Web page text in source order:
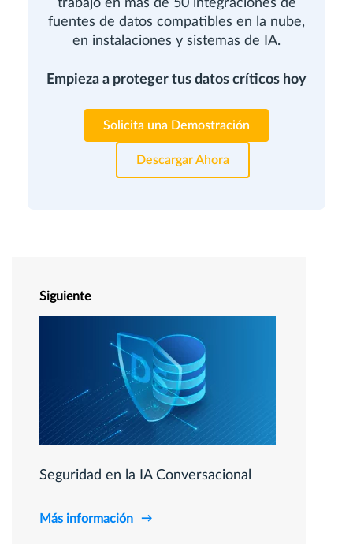
trabajo en más de 50 integraciones de
fuentes de datos compatibles en la nube,
en instalaciones y sistemas de IA.
Empieza a proteger tus datos críticos hoy
Solicita una Demostración
Descargar Ahora
Siguiente
Seguridad en la IA Conversacional
Más información